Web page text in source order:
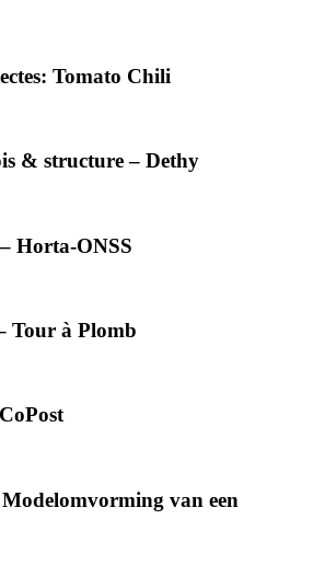
Tomato Chili
& structure – Dethy
Horta-ONSS
Tour à Plomb
van een